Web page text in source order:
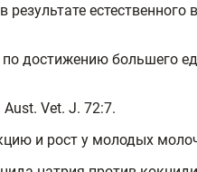
естественного
достижению большего
Vet. J. 72:7.
и рост у молодых